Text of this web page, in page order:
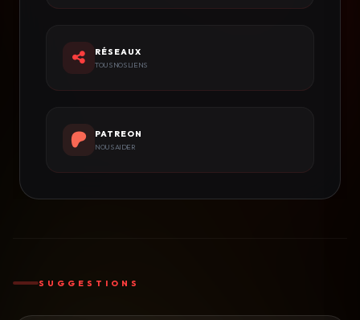
RÉSEAUX
TOUS NOS LIENS
PATREON
NOUS AIDER
SUGGESTIONS